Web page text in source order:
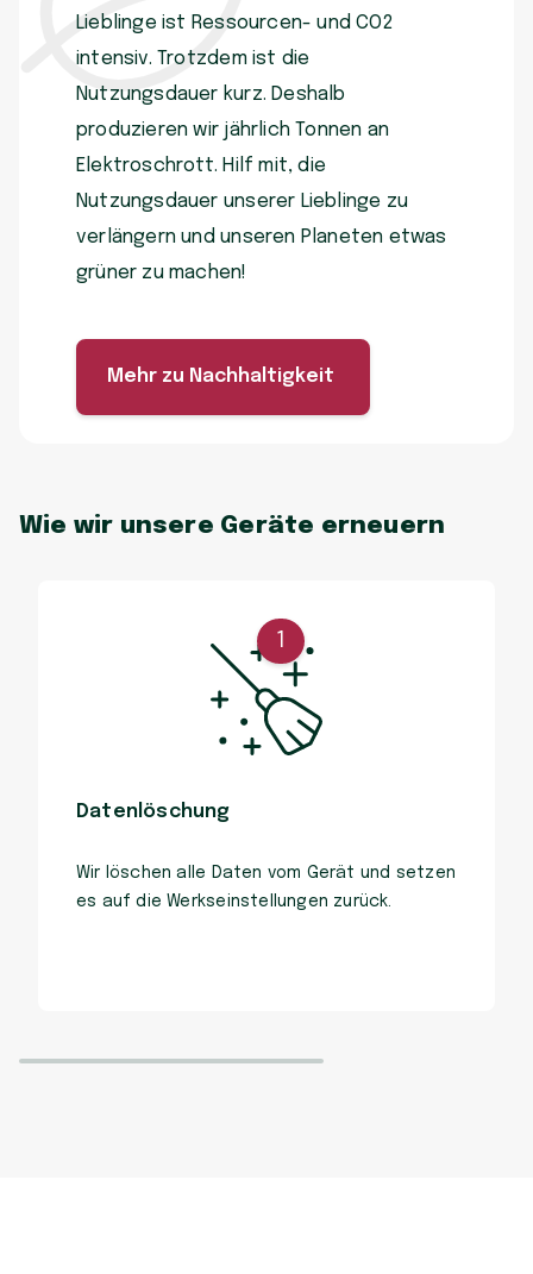
Lieblinge ist Ressourcen- und CO2
intensiv. Trotzdem ist die
Nutzungsdauer kurz. Deshalb
produzieren wir jährlich Tonnen an
Elektroschrott. Hilf mit, die
Nutzungsdauer unserer Lieblinge zu
verlängern und unseren Planeten etwas
grüner zu machen!
Mehr zu Nachhaltigkeit
Wie wir unsere Geräte erneuern
Datenlöschung
Wir löschen alle Daten vom Gerät und setzen
es auf die Werkseinstellungen zurück.